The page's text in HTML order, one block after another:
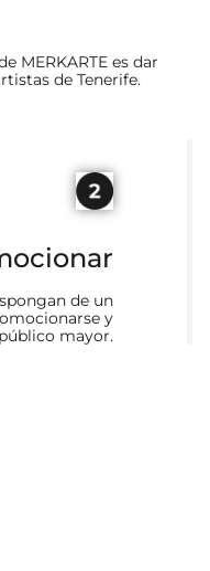
MERKARTE es dar
de Tenerife.
de un
y
mayor.